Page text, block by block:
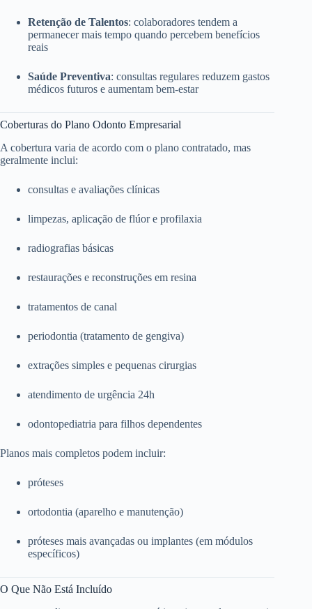
Retenção de Talentos: colaboradores tendem a
permanecer mais tempo quando percebem benefícios
reais
Saúde Preventiva: consultas regulares reduzem gastos
médicos futuros e aumentam bem-estar
Coberturas do Plano Odonto Empresarial
A cobertura varia de acordo com o plano contratado, mas
geralmente inclui:
consultas e avaliações clínicas
limpezas, aplicação de flúor e profilaxia
radiografias básicas
restaurações e reconstruções em resina
tratamentos de canal
periodontia (tratamento de gengiva)
extrações simples e pequenas cirurgias
atendimento de urgência 24h
odontopediatria para filhos dependentes
Planos mais completos podem incluir:
próteses
ortodontia (aparelho e manutenção)
próteses mais avançadas ou implantes (em módulos
específicos)
O Que Não Está Incluído